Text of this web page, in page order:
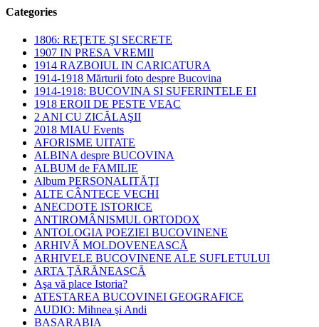
Categories
1806: REŢETE ŞI SECRETE
1907 IN PRESA VREMII
1914 RAZBOIUL IN CARICATURA
1914-1918 Mărturii foto despre Bucovina
1914-1918: BUCOVINA SI SUFERINTELE EI
1918 EROII DE PESTE VEAC
2 ANI CU ZICĂLAŞII
2018 MIAU Events
AFORISME UITATE
ALBINA despre BUCOVINA
ALBUM de FAMILIE
Album PERSONALITĂŢI
ALTE CÂNTECE VECHI
ANECDOTE ISTORICE
ANTIROMÂNISMUL ORTODOX
ANTOLOGIA POEZIEI BUCOVINENE
ARHIVĂ MOLDOVENEASCĂ
ARHIVELE BUCOVINENE ALE SUFLETULUI
ARTA ŢĂRĂNEASCĂ
Aşa vă place Istoria?
ATESTAREA BUCOVINEI GEOGRAFICE
AUDIO: Mihnea şi Andi
BASARABIA